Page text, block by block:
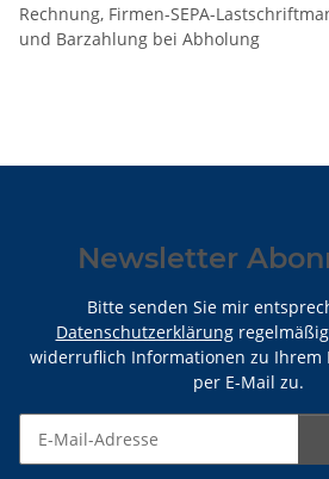
Rechnung, Firmen-SEPA-
und Barzahlung bei Abholung
Newsletter
Bitte senden Sie mir
Datenschutzerklärung
widerruflich Informationen zu Ihrem
per E-Mail zu.